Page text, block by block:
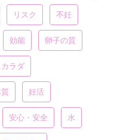
リスク 不妊
効能 卵子の質
ラダ
妊活
安心・安全 水